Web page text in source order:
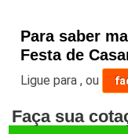
Para saber
Festa de
Ligue para,ou
Faça sua